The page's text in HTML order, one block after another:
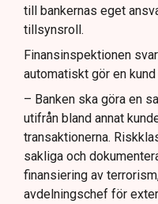
till bankernas eget
tillsynsroll.
Finansinspektionen
automatiskt gör en
– Banken ska göra en
utifrån bland annat
transaktionerna.
sakliga och
finansiering av
avdelningschef för